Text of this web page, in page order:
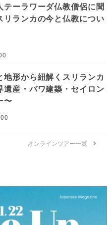
テーラワーダ仏教僧侶に聞
リランカの今と仏教につい
地形から紐解くスリランカ
遺産・バワ建築・セイロン
〜
オンラインツアー一覧